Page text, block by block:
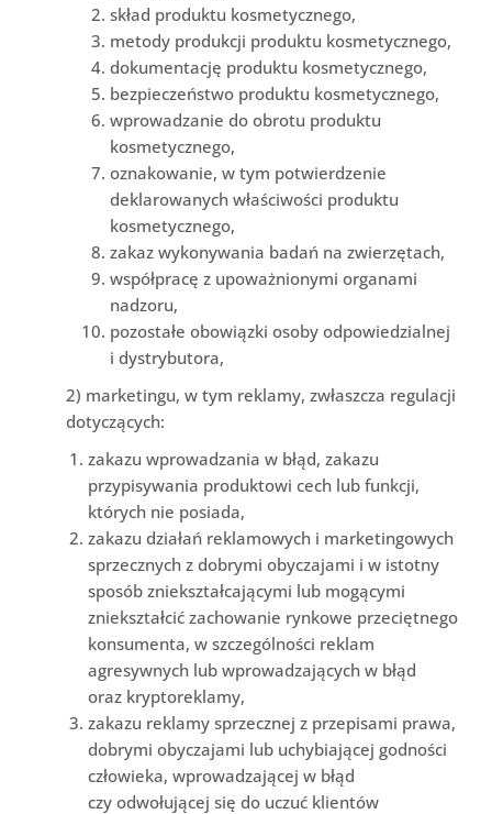
skład produktu kosmetycznego,
metody produkcji produktu kosmetycznego,
dokumentację produktu kosmetycznego,
bezpieczeństwo produktu kosmetycznego,
wprowadzanie do obrotu produktu
kosmetycznego,
oznakowanie, w tym potwierdzenie
deklarowanych właściwości produktu
kosmetycznego,
zakaz wykonywania badań na zwierzętach,
współpracę z upoważnionymi organami
nadzoru,
pozostałe obowiązki osoby odpowiedzialnej
i dystrybutora,
2) marketingu, w tym reklamy, zwłaszcza regulacji
dotyczących:
zakazu wprowadzania w błąd, zakazu
przypisywania produktowi cech lub funkcji,
których nie posiada,
zakazu działań reklamowych i marketingowych
sprzecznych z dobrymi obyczajami i w istotny
sposób zniekształcającymi lub mogącymi
zniekształcić zachowanie rynkowe przeciętnego
konsumenta, w szczególności reklam
agresywnych lub wprowadzających w błąd
oraz kryptoreklamy,
zakazu reklamy sprzecznej z przepisami prawa,
dobrymi obyczajami lub uchybiającej godności
człowieka, wprowadzającej w błąd
czy odwołującej się do uczuć klientów